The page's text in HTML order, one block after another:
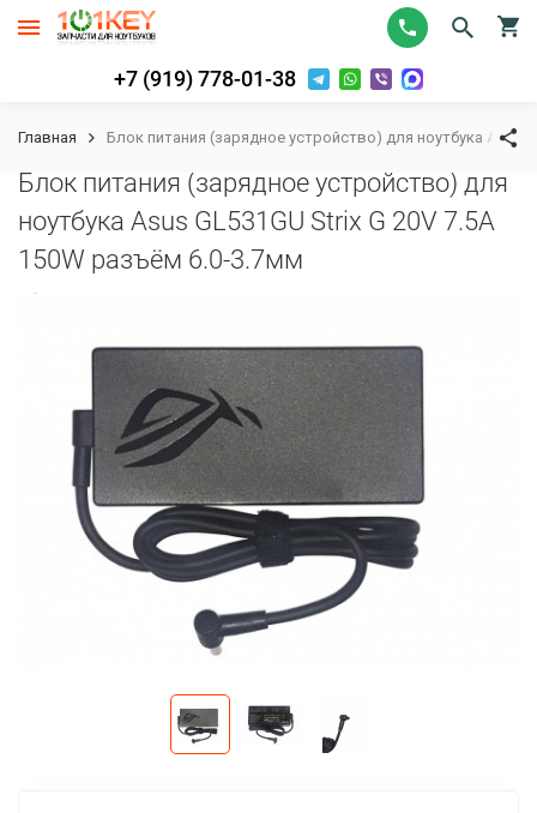
+7 (919) 778-01-38
Главная Блок питания (зарядное устройство) для ноутбука Asus
Блок питания (зарядное устройство) для
ноутбука Asus GL531GU Strix G 20V 7.5A
150W разъём 6.0-3.7мм